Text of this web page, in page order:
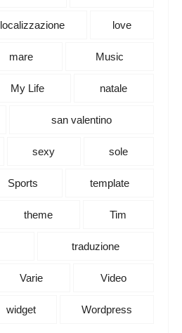
localizzazione love
mare Music
My Life natale
san valentino
sexy sole
Sports template
theme Tim
traduzione
Varie Video
widget Wordpress